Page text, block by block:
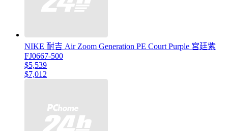
NIKE 耐吉 Air Zoom Generation PE Court Purple 宮廷紫
FJ0667-500
$5,539
$7,012